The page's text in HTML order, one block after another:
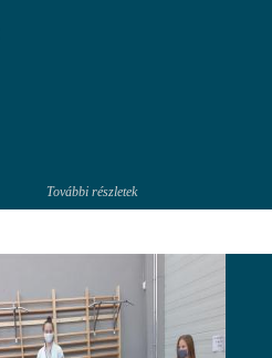
További részletek